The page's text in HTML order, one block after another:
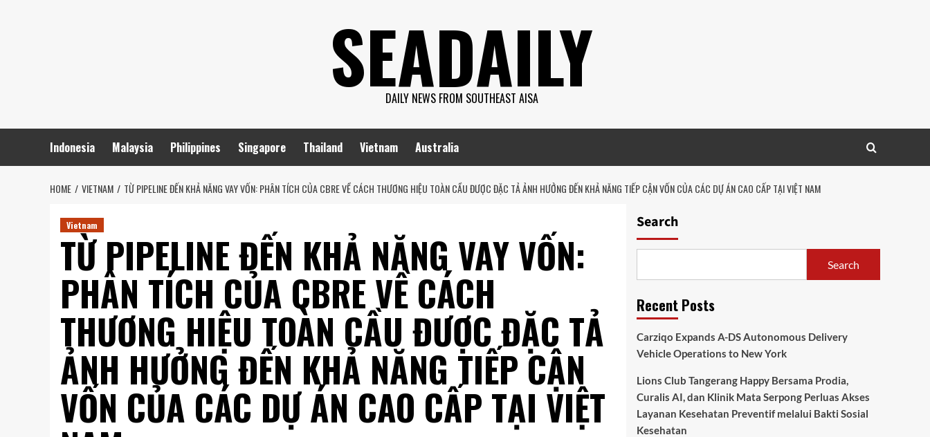
SEADAILY
DAILY NEWS FROM SOUTHEAST AISA
Indonesia Malaysia Philippines Singapore Thailand Vietnam Australia
HOME VIETNAM TỪ PIPELINE ĐẾN KHẢ NĂNG VAY VỐN: PHÂN TÍCH CỦA CBRE VỀ CÁCH THƯƠNG HIỆU TOÀN CẦU ĐƯỢC ĐẶC TẢ ẢNH HƯỞNG ĐẾN KHẢ NĂNG TIẾP CẬN VỐN CỦA CÁC DỰ ÁN CAO CẤP TẠI VIỆT NAM
Vietnam
TỪ PIPELINE ĐẾN KHẢ NĂNG VAY VỐN:
PHÂN TÍCH CỦA CBRE VỀ CÁCH
THƯƠNG HIỆU TOÀN CẦU ĐƯỢC ĐẶC TẢ
ẢNH HƯỞNG ĐẾN KHẢ NĂNG TIẾP CẬN
VỐN CỦA CÁC DỰ ÁN CAO CẤP TẠI VIỆT
Search
Search
Recent Posts
Carziqo Expands A-DS Autonomous Delivery
Vehicle Operations to New York
Lions Club Tangerang Happy Bersama Prodia,
Curalis AI, dan Klinik Mata Serpong Perluas Akses
Layanan Kesehatan Preventif melalui Bakti Sosial
Kesehatan